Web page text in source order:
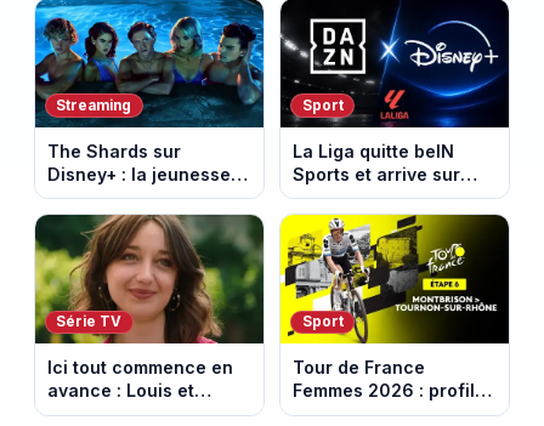
phénomène mondial
Streaming
The Shards sur
Disney+ : la jeunesse
dorée de Los Angeles
face à un tueur dans
les années 80
Sport
La Liga quitte beIN
Sports et arrive sur
DAZN et Disney+ en
France
Série TV
Ici tout commence en
avance : Louis et
Jasmine enfin en
Sport
Tour de France
Femmes 2026 : profil
et horaires de la 6e